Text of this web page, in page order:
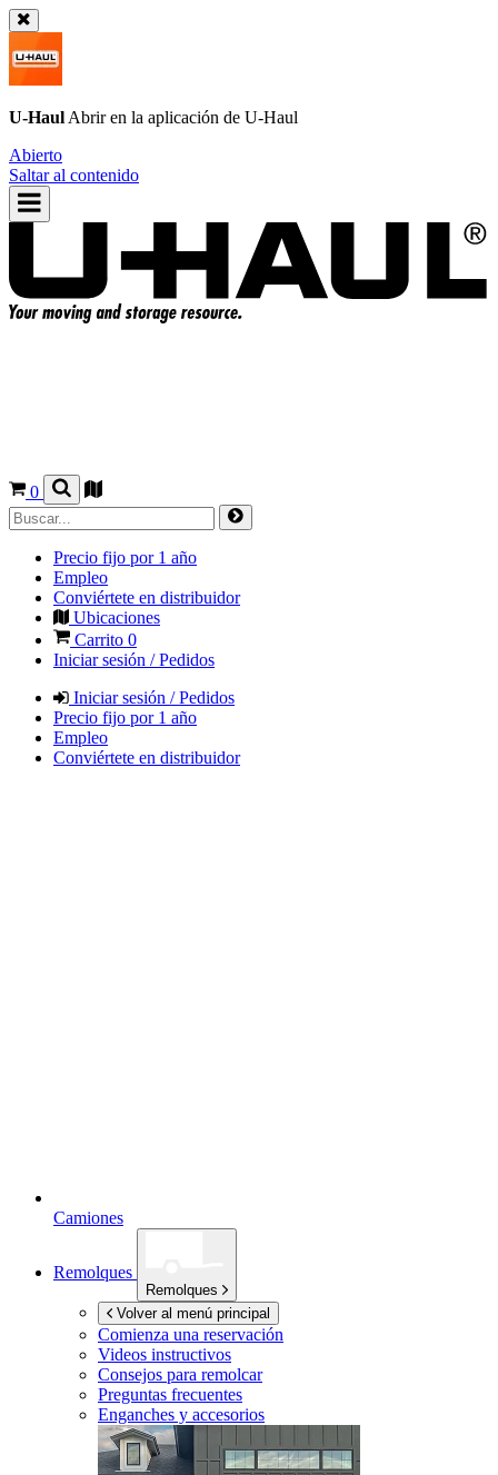
U-Haul Abrir en la aplicación de U-Haul
Abierto
Saltar al contenido
0
Precio fijo por 1 año
Empleo
Conviértete en distribuidor
Ubicaciones
Carrito 0
Iniciar sesión / Pedidos
Iniciar sesión / Pedidos
Precio fijo por 1 año
Empleo
Conviértete en distribuidor
Camiones
Remolques
Remolques
Volver al menú principal
Comienza una reservación
Videos instructivos
Consejos para remolcar
Preguntas frecuentes
Enganches y accesorios